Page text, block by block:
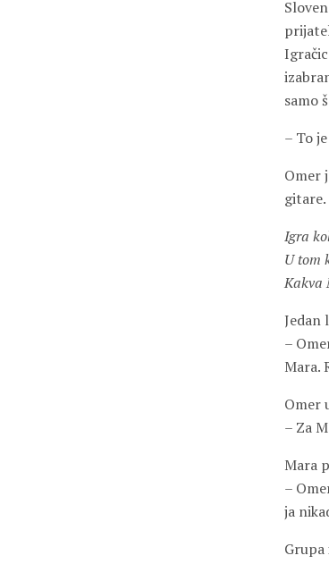
samo
– To
Omer
gitare.
Igra
U tom
Kakva
Jedan
–
Mara.
Omer
– Za
Mara
–
ja
Grupa